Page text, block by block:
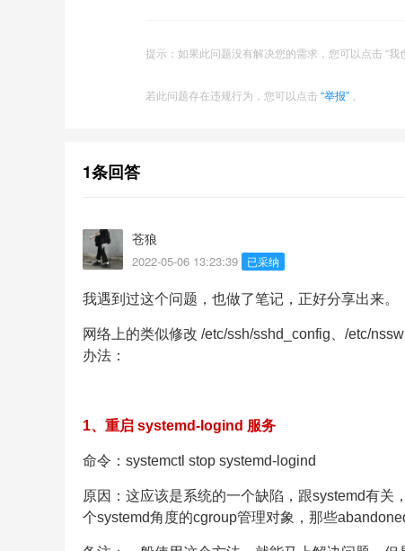
提示：如果此问题没有解决您的需求，您可以点击 “我
若此问题存在违规行为，您可以点击“举报”
1条回答
苍狼
2022-05-06 13:23:39 已采纳
我遇到过这个问题，也做了笔记，正好分享出来。
网络上的类似修改 /etc/ssh/sshd_config、/etc/
办法：
1、重启 systemd-logind 服务
命令：systemctl stop systemd-logind
原因：这应该是系统的一个缺陷，跟systemd有
个systemd角度的cgroup管理对象，那些